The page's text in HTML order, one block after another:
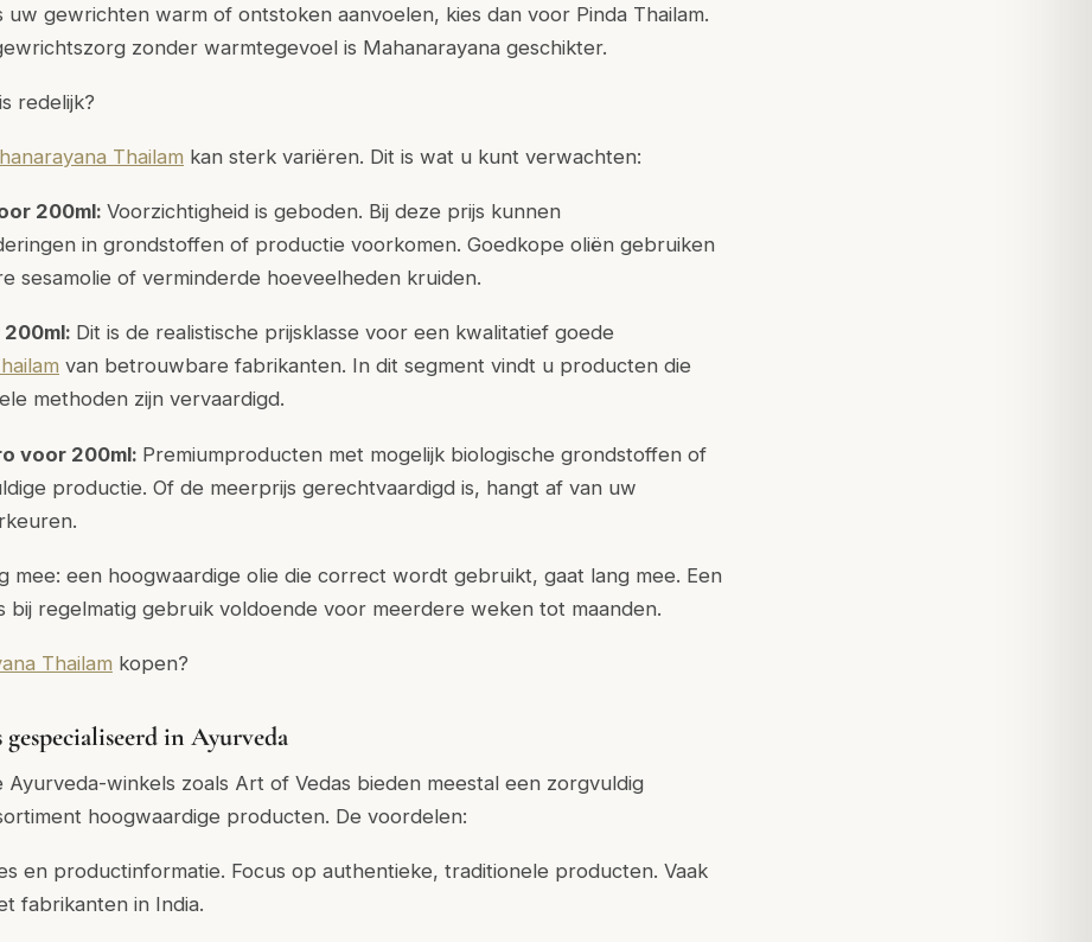
uw gewrichten warm of ontstoken aanvoelen, kies dan voor Pinda Thailam.
zonder warmtegevoel is Mahanarayana geschikter.
redelijk?
Thailam kan sterk variëren. Dit is wat u kunt verwachten:
200ml: Voorzichtigheid is geboden. Bij deze prijs kunnen
in grondstoffen of productie voorkomen. Goedkope oliën gebruiken
sesamolie of verminderde hoeveelheden kruiden.
Dit is de realistische prijsklasse voor een kwalitatief goede
van betrouwbare fabrikanten. In dit segment vindt u producten die
methoden zijn vervaardigd.
voor 200ml: Premiumproducten met mogelijk biologische grondstoffen of
productie. Of de meerprijs gerechtvaardigd is, hangt af van uw
mee: een hoogwaardige olie die correct wordt gebruikt, gaat lang mee. Een
bij regelmatig gebruik voldoende voor meerdere weken tot maanden.
Thailam kopen?
in Ayurveda
Ayurveda-winkels zoals Art of Vedas bieden meestal een zorgvuldig
hoogwaardige producten. De voordelen:
en productinformatie. Focus op authentieke, traditionele producten. Vaak
fabrikanten in India.